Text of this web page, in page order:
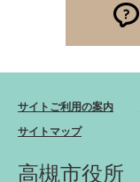
サイトご利用の案内
サイトマップ
高槻市役所